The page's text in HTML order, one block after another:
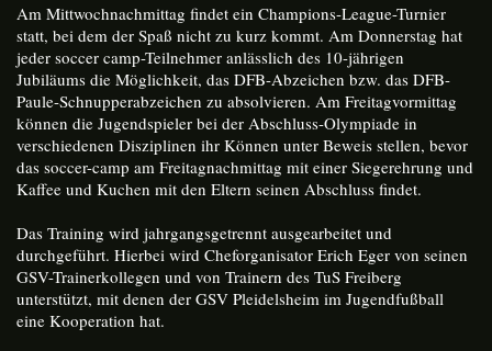
Am Mittwochnachmittag findet ein Champions-League-Turnier
statt, bei dem der Spaß nicht zu kurz kommt. Am Donnerstag hat
jeder soccer camp-Teilnehmer anlässlich des 10-jährigen
Jubiläums die Möglichkeit, das DFB-Abzeichen bzw. das DFB-
Paule-Schnupperabzeichen zu absolvieren. Am Freitagvormittag
können die Jugendspieler bei der Abschluss-Olympiade in
verschiedenen Disziplinen ihr Können unter Beweis stellen, bevor
das soccer-camp am Freitagnachmittag mit einer Siegerehrung und
Kaffee und Kuchen mit den Eltern seinen Abschluss findet.
Das Training wird jahrgangsgetrennt ausgearbeitet und
durchgeführt. Hierbei wird Cheforganisator Erich Eger von seinen
GSV-Trainerkollegen und von Trainern des TuS Freiberg
unterstützt, mit denen der GSV Pleidelsheim im Jugendfußball
eine Kooperation hat.